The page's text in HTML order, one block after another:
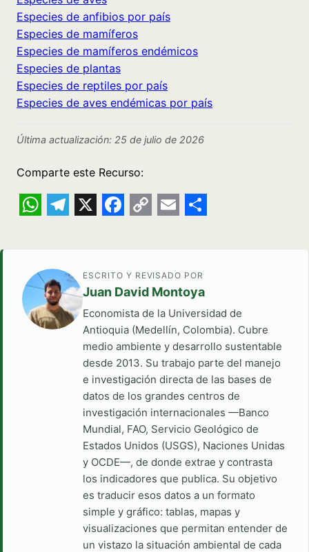
Especies de anfibios por país
Especies de mamíferos
Especies de mamíferos endémicos
Especies de plantas
Especies de reptiles por país
Especies de aves endémicas por país
Última actualización: 25 de julio de 2026
Comparte este Recurso:
ESCRITO Y REVISADO POR
Juan David Montoya
Economista de la Universidad de
Antioquia (Medellín, Colombia). Cubre
medio ambiente y desarrollo sustentable
desde 2013. Su trabajo parte del manejo
e investigación directa de las bases de
datos de los grandes centros de
investigación internacionales —Banco
Mundial, FAO, Servicio Geológico de
Estados Unidos (USGS), Naciones Unidas
y OCDE—, de donde extrae y contrasta
los indicadores que publica. Su objetivo
es traducir esos datos a un formato
simple y gráfico: tablas, mapas y
visualizaciones que permitan entender de
un vistazo la situación ambiental de cada